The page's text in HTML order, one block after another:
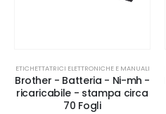
ETICHETTATRICI ELETTRONICHE E MANUALI
Brother - Batteria - Ni-mh -
ricaricabile - stampa circa
70 Fogli